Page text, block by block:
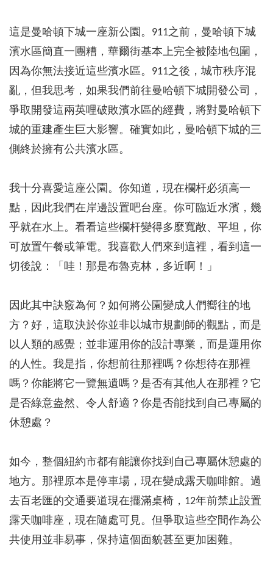
這是曼哈頓下城一座新公園。911之前，曼哈頓下城
濱水區簡直一團糟，華爾街基本上完全被陸地包圍，
因為你無法接近這些濱水區。911之後，城市秩序混
亂，但我思考，如果我們前往曼哈頓下城開發公司，
爭取開發這兩英哩破敗濱水區的經費，將對曼哈頓下
城的重建產生巨大影響。確實如此，曼哈頓下城的三
側終於擁有公共濱水區。
我十分喜愛這座公園。你知道，現在欄杆必須高一
點，因此我們在岸邊設置吧台座。你可臨近水濱，幾
乎就在水上。看看這些欄杆變得多麼寬敞、平坦，你
可放置午餐或筆電。我喜歡人們來到這裡，看到這一
切後說：「哇！那是布魯克林，多近啊！」
因此其中訣竅為何？如何將公園變成人們嚮往的地
方？好，這取決於你並非以城市規劃師的觀點，而是
以人類的感覺；並非運用你的設計專業，而是運用你
的人性。我是指，你想前往那裡嗎？你想待在那裡
嗎？你能將它一覽無遺嗎？是否有其他人在那裡？它
是否綠意盎然、令人舒適？你是否能找到自己專屬的
休憩處？
如今，整個紐約市都有能讓你找到自己專屬休憩處的
地方。那裡原本是停車場，現在變成露天咖啡館。過
去百老匯的交通要道現在擺滿桌椅，12年前禁止設置
露天咖啡座，現在隨處可見。但爭取這些空間作為公
共使用並非易事，保持這個面貌甚至更加困難。